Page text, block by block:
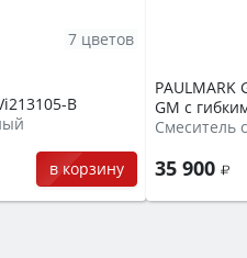
B
в корзину
7 цветов
PAULMARK
GM с
35 900